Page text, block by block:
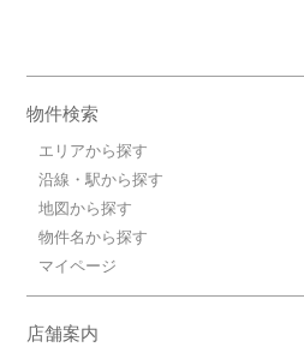
物件検索
エリアから探す
沿線・駅から探す
地図から探す
物件名から探す
マイページ
店舗案内